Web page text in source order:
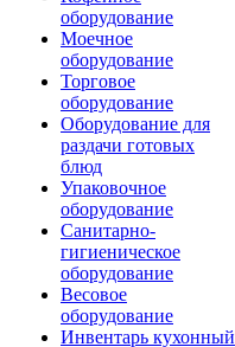
оборудование
Моечное
оборудование
Торговое
оборудование
Оборудование для
раздачи готовых
блюд
Упаковочное
оборудование
Санитарно-
гигиеническое
оборудование
Весовое
оборудование
Инвентарь кухонный